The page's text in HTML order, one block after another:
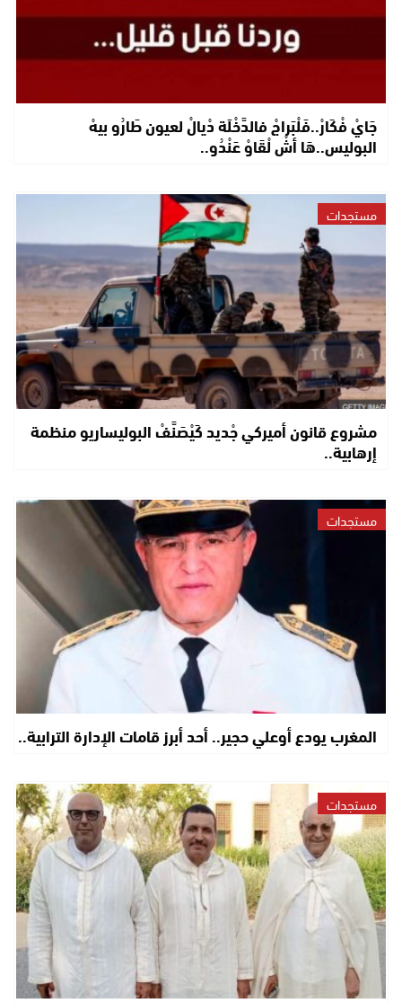
جَايْ فْكَارْ..فَلْبَراجْ فالدَّخْلَة دْيالْ لعيون طَارُو بيهْ
البوليس..هَا أشْ لْقَاوْ عَنْدُو..
مستجدات
مشروع قانون أميركي جْديد كَيْصَنَّفْ البوليساريو منظمة
إرهابية..
مستجدات
المغرب يودع أوعلي حجير.. أحد أبرز قامات الإدارة الترابية..
مستجدات